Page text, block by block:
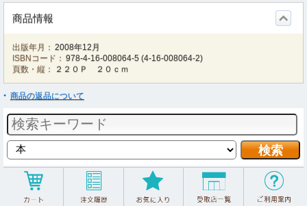
商品情報
出版年月： 2008年12月
ISBNコード： 978-4-16-008064-5 (4-16-008064-2)
頁数・縦：
２２０Ｐ ２０ｃｍ
商品の返品について